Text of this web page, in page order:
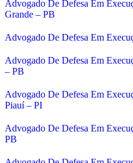
Advogado De Defesa Em
Grande – PB
Advogado De Defesa Em
Advogado De Defesa Em
– PB
Advogado De Defesa Em
Piauí – PI
Advogado De Defesa Em
PB